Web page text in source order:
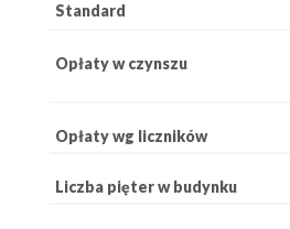
Standard
Opłaty w czynszu
Opłaty wg liczników
Liczba pięter w budynku